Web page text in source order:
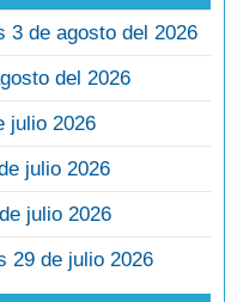
3 de agosto del 2026
del 2026
julio 2026
julio 2026
julio 2026
29 de julio 2026